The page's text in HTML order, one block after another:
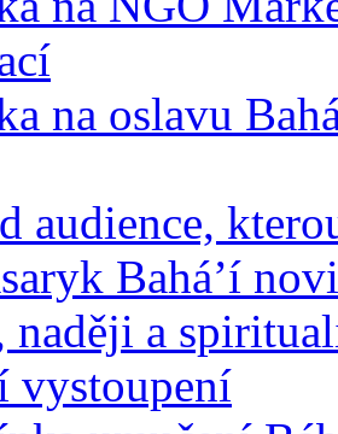
na oslavu
audience,
Bahá’í
naději a
vystoupení